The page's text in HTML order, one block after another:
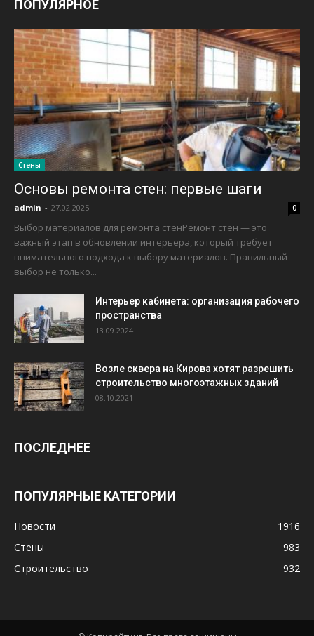
ПОПУЛЯРНОЕ
Стены
Основы ремонта стен: первые шаги
admin - 27.02.2025 0
Выбор материалов для ремонта стенРемонт стен — это
важный этап в обновлении интерьера, который требует
внимательного подхода к выбору материалов. Правильный
выбор не только...
Интерьер кабинета: организация рабочего
пространства
13.09.2024
Возле сквера на Кирова хотят разрешить
строительство многоэтажных зданий
08.10.2021
ПОСЛЕДНЕЕ
ПОПУЛЯРНЫЕ КАТЕГОРИИ
Новости
1916
Стены
983
Строительство
932